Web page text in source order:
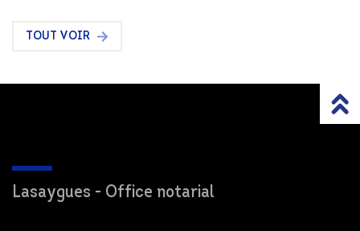
TOUT VOIR
Lasaygues - Office notarial